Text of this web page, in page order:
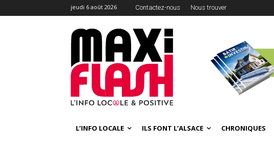
jeudi 6 août 2026 Contactez-nous Nous trouver
L’INFO LOCALE ILS FONT L’ALSACE CHRONIQUES